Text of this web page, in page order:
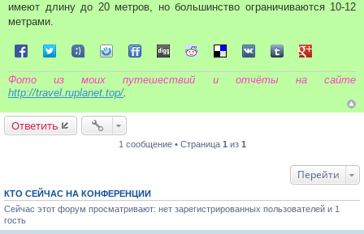
имеют длину до 20 метров, но большинство ограничиваются 10-12
метрами.
Поделиться в Facebook
Поделиться в Twitter
Поделиться в Tuenti
Поделиться в Sonico
Поделиться в FriendFeed
Поделиться в Digg
Поделиться в Reddit
Поделиться в Delicious
Поделиться в VK
Поделиться в
Поделиться
Фото из моих путешествий и отчёты на сайте
http://travel.ruplanet.top/.
Ответить
1 сообщение • Страница 1 из 1
Перейти
КТО СЕЙЧАС НА КОНФЕРЕНЦИИ
Сейчас этот форум просматривают: нет зарегистрированных пользователей и 1
гость